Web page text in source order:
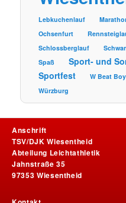
Lebkuchenlauf
Ochsenfurt
Schlossberglauf
Spaß Sport- und
Sportfest W Beat
Würzburg
Anschrift
TSV/DJK Wiesentheid
Abteilung Leichtathletik
Jahnstraße 35
97353 Wiesentheid